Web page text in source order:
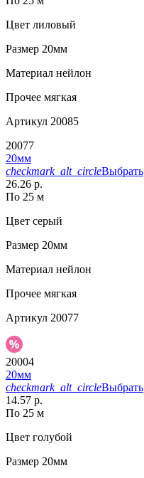
Цвет лиловый
Размер 20мм
Материал нейлон
Прочее мягкая
Артикул 20085
20077
20мм
checkmark_alt_circleВыбрать
26.26 р.
По 25 м
Цвет серый
Размер 20мм
Материал нейлон
Прочее мягкая
Артикул 20077
20004
20мм
checkmark_alt_circleВыбрать
14.57 р.
По 25 м
Цвет голубой
Размер 20мм